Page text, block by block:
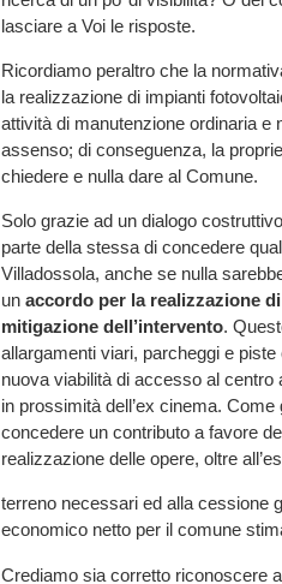
lasciare a Voi le risposte.
Ricordiamo peraltro che la
la realizzazione di impianti
attività di manutenzione ordinaria e
assenso; di conseguenza, la
chiedere e nulla dare al Comune.
Solo grazie ad un dialogo
parte della stessa di concedere
Villadossola, anche se nulla
un accordo per la realizzazione
mitigazione dell’intervento.
allargamenti viari, parcheggi e
nuova viabilità di accesso al
in prossimità dell’ex cinema.
concedere un contributo a favore
realizzazione delle opere, oltre
terreno necessari ed alla cessione
economico netto per il comune
Crediamo sia corretto riconoscere